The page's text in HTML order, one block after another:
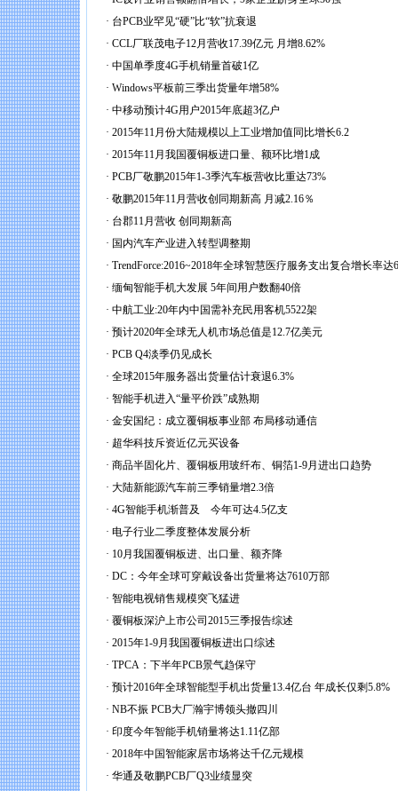
· 台PCB业罕见“硬”比“软”抗衰退
· CCL厂联茂电子12月营收17.39亿元 月增8.62%
· 中国单季度4G手机销量首破1亿
· Windows平板前三季出货量年增58%
· 中移动预计4G用户2015年底超3亿户
· 2015年11月份大陆规模以上工业增加值同比增长6.2
· 2015年11月我国覆铜板进口量、额环比增1成
· PCB厂敬鹏2015年1-3季汽车板营收比重达73%
· 敬鹏2015年11月营收创同期新高 月减2.16％
· 台郡11月营收 创同期新高
· 国内汽车产业进入转型调整期
· TrendForce:2016~2018年全球智慧医疗服务支出复合增长率达
· 缅甸智能手机大发展 5年间用户数翻40倍
· 中航工业:20年内中国需补充民用客机5522架
· 预计2020年全球无人机市场总值是12.7亿美元
· PCB Q4淡季仍见成长
· 全球2015年服务器出货量估计衰退6.3%
· 智能手机进入“量平价跌”成熟期
· 金安国纪：成立覆铜板事业部 布局移动通信
· 超华科技斥资近亿元买设备
· 商品半固化片、覆铜板用玻纤布、铜箔1-9月进出口趋势
· 大陆新能源汽车前三季销量增2.3倍
· 4G智能手机渐普及 今年可达4.5亿支
· 电子行业二季度整体发展分析
· 10月我国覆铜板进、出口量、额齐降
· DC：今年全球可穿戴设备出货量将达7610万部
· 智能电视销售规模突飞猛进
· 覆铜板深沪上市公司2015三季报告综述
· 2015年1-9月我国覆铜板进出口综述
· TPCA：下半年PCB景气趋保守
· 预计2016年全球智能型手机出货量13.4亿台 年成长仅剩5.8%
· NB不振 PCB大厂瀚宇博领头撤四川
· 印度今年智能手机销量将达1.11亿部
· 2018年中国智能家居市场将达千亿元规模
· 华通及敬鹏PCB厂Q3业绩显突